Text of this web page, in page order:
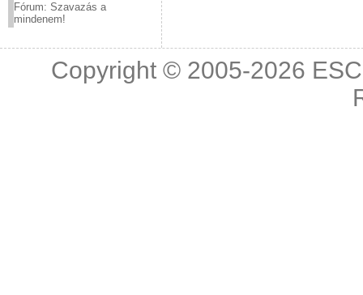
Fórum: Szavazás a
mindenem!
Copyright © 2005-2026